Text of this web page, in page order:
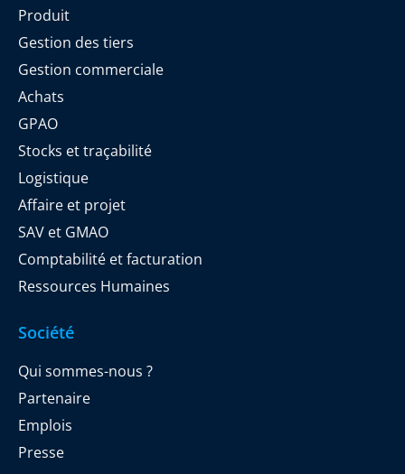
Produit
Gestion des tiers
Gestion commerciale
Achats
GPAO
Stocks et traçabilité
Logistique
Affaire et projet
SAV et GMAO
Comptabilité et facturation
Ressources Humaines
Société
Qui sommes-nous ?
Partenaire
Emplois
Presse